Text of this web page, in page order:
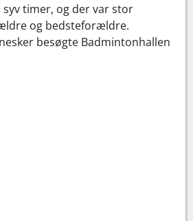
timer, og der var stor
og bedsteforældre.
besøgte Badmintonhallen